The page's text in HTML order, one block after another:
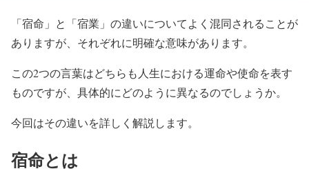
「宿命」と「宿業」の違いについてよく混同されることが
ありますが、それぞれに明確な意味があります。
この2つの言葉はどちらも人生における運命や使命を表す
ものですが、具体的にどのように異なるのでしょうか。
今回はその違いを詳しく解説します。
宿命とは